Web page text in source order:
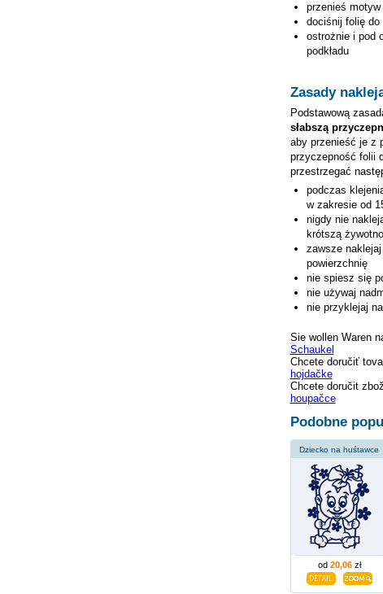
przenieś
dociśnij folię do
ostrożnie i pod
podkładu
Zasady
Podstawową
słabszą
aby przenieść je z
przyczepność folii
przestrzegać
podczas
w zakresie od
nigdy nie
krótszą
zawsze
powierzchnię
nie spiesz się
nie używaj
nie przyklejaj
Sie wollen Waren
Schaukel
Chcete doručiť
hojdačke
Chcete doručit
houpačce
Podobne
Dziecko na huśtawce
od 20,06zł